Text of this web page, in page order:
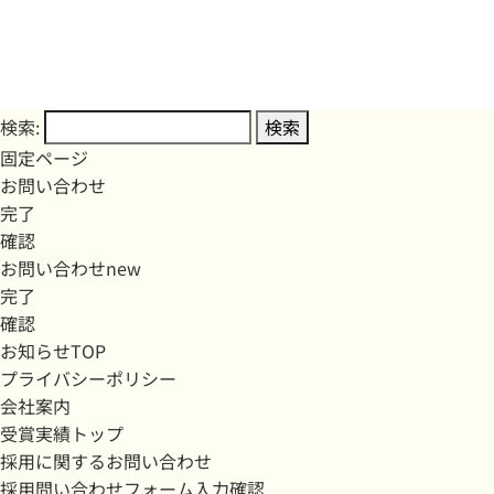
検索:
固定ページ
お問い合わせ
完了
確認
お問い合わせnew
完了
確認
お知らせTOP
プライバシーポリシー
会社案内
受賞実績トップ
採用に関するお問い合わせ
採用問い合わせフォーム入力確認